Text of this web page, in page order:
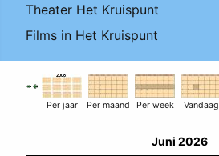
Theater Het Kruispunt
Films in Het Kruispunt
Per jaar Per maand Per week Vandaag
Juni 2026